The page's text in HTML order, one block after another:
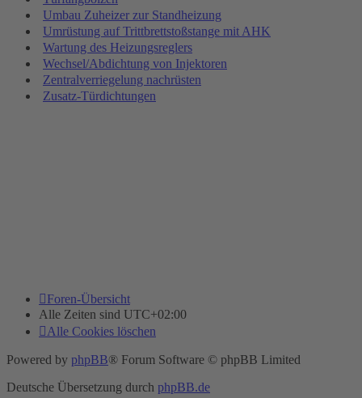
Umbau Zuheizer zur Standheizung
Umrüstung auf Trittbrettstoßstange mit AHK
Wartung des Heizungsreglers
Wechsel/Abdichtung von Injektoren
Zentralverriegelung nachrüsten
Zusatz-Türdichtungen
Foren-Übersicht
Alle Zeiten sind UTC+02:00
Alle Cookies löschen
Powered by phpBB® Forum Software © phpBB Limited
Deutsche Übersetzung durch phpBB.de